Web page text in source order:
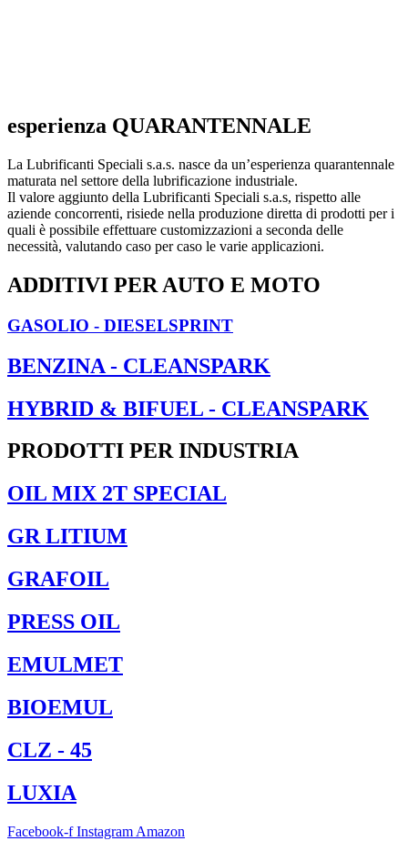
esperienza QUARANTENNALE
La Lubrificanti Speciali s.a.s. nasce da un’esperienza quarantennale
maturata nel settore della lubrificazione industriale.
Il valore aggiunto della Lubrificanti Speciali s.a.s, rispetto alle
aziende concorrenti, risiede nella produzione diretta di prodotti per i
quali è possibile effettuare customizzazioni a seconda delle
necessità, valutando caso per caso le varie applicazioni.
ADDITIVI PER AUTO E MOTO
GASOLIO - DIESELSPRINT
BENZINA - CLEANSPARK
HYBRID & BIFUEL - CLEANSPARK
PRODOTTI PER INDUSTRIA
OIL MIX 2T SPECIAL
GR LITIUM
GRAFOIL
PRESS OIL
EMULMET
BIOEMUL
CLZ - 45
LUXIA
Facebook-f Instagram Amazon